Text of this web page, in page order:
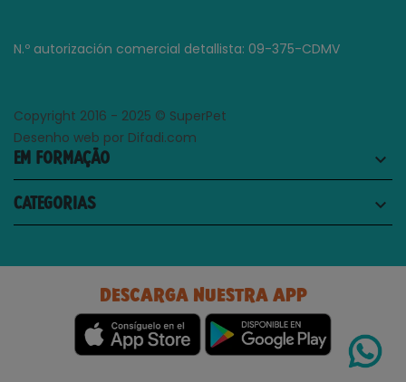
N.º autorización comercial detallista: 09-375-CDMV
Copyright 2016 - 2025 © SuperPet
Desenho web por Difadi.com
EM FORMAÇÃO keyboard_arrow_down
CATEGORIAS keyboard_arrow_down
DESCARGA NUESTRA APP